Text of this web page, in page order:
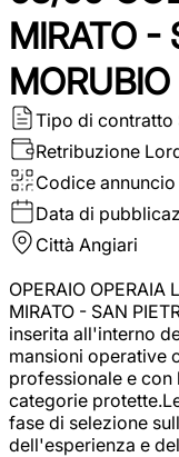
MIRATO -
MORUBIO
Tipo di contratto
Retribuzione
Codice annuncio
Data di
Città Angiari
OPERAIO
MIRATO - SAN
inserita all'interno
mansioni operative
professionale e
categorie
fase di selezione
dell'esperienza e